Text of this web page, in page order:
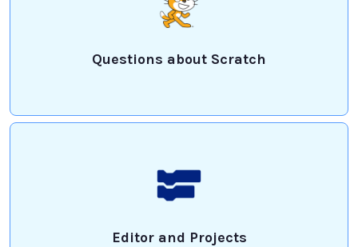
Questions about Scratch
Editor and Projects